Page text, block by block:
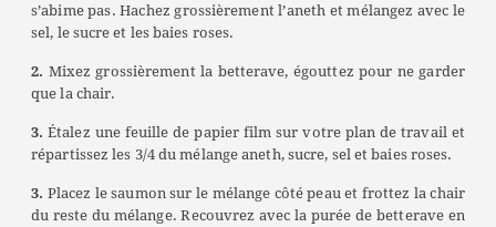
s’abime pas. Hachez grossièrement l’aneth et mélangez avec le
sel, le sucre et les baies roses.
2. Mixez grossièrement la betterave, égouttez pour ne garder
que la chair.
3. Étalez une feuille de papier film sur votre plan de travail et
répartissez les 3/4 du mélange aneth, sucre, sel et baies roses.
3. Placez le saumon sur le mélange côté peau et frottez la chair
du reste du mélange. Recouvrez avec la purée de betterave en